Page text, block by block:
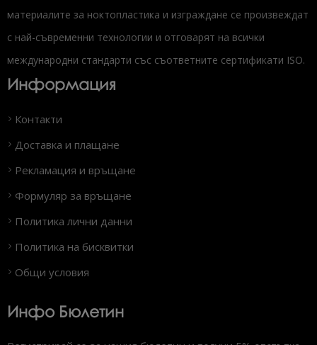
материалите за ноктопластика и изграждане се произвеждат
с най-съвременни технологии и отговарят на всички
международни стандарти със съответните сертификати ISO.
Информация
Контакти
Доставка и плащане
Рекламация и връщане
Формуляр за връщане
Политика лични данни
Политика на бисквитки
Общи условия
Инфо Бюлетин